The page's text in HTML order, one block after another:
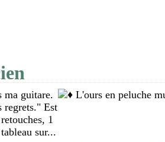
ma guitare.
regrets." Est
1
sur...